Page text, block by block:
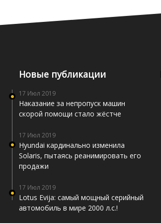
Новые публикации
17 Июл 2019
Наказание за непропуск машин
скорой помощи стало жёстче
17 Июл 2019
Hyundai кардинально изменила
Solaris, пытаясь реанимировать его
продажи
17 Июл 2019
Lotus Evija: самый мощный серийный
автомобиль в мире 2000 л.с.!